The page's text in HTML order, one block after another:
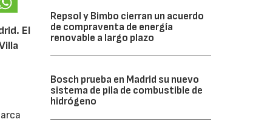
El
Repsol y Bimbo cierran un acuerdo
de compraventa de energía
renovable a largo plazo
Bosch prueba en Madrid su nuevo
sistema de pila de combustible de
hidrógeno